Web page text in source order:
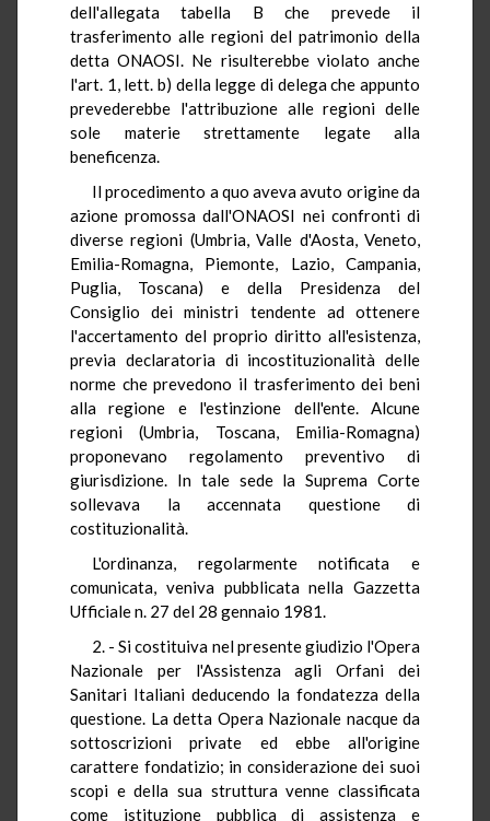
dell'allegata tabella B che prevede il
trasferimento alle regioni del patrimonio della
detta ONAOSI. Ne risulterebbe violato anche
l'art. 1, lett. b) della legge di delega che appunto
prevederebbe l'attribuzione alle regioni delle
sole materie strettamente legate alla
beneficenza.
Il procedimento a quo aveva avuto origine da
azione promossa dall'ONAOSI nei confronti di
diverse regioni (Umbria, Valle d'Aosta, Veneto,
Emilia-Romagna, Piemonte, Lazio, Campania,
Puglia, Toscana) e della Presidenza del
Consiglio dei ministri tendente ad ottenere
l'accertamento del proprio diritto all'esistenza,
previa declaratoria di incostituzionalità delle
norme che prevedono il trasferimento dei beni
alla regione e l'estinzione dell'ente. Alcune
regioni (Umbria, Toscana, Emilia-Romagna)
proponevano regolamento preventivo di
giurisdizione. In tale sede la Suprema Corte
sollevava la accennata questione di
costituzionalità.
L'ordinanza, regolarmente notificata e
comunicata, veniva pubblicata nella Gazzetta
Ufficiale n. 27 del 28 gennaio 1981.
2. - Si costituiva nel presente giudizio l'Opera
Nazionale per l'Assistenza agli Orfani dei
Sanitari Italiani deducendo la fondatezza della
questione. La detta Opera Nazionale nacque da
sottoscrizioni private ed ebbe all'origine
carattere fondatizio; in considerazione dei suoi
scopi e della sua struttura venne classificata
come istituzione pubblica di assistenza e